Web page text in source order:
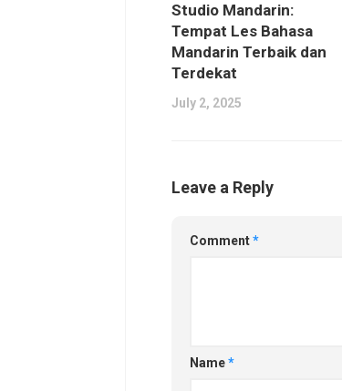
Studio Mandarin:
Tempat Les Bahasa
Mandarin Terbaik dan
Terdekat
July 2, 2025
Leave a Reply
Comment*
Name*